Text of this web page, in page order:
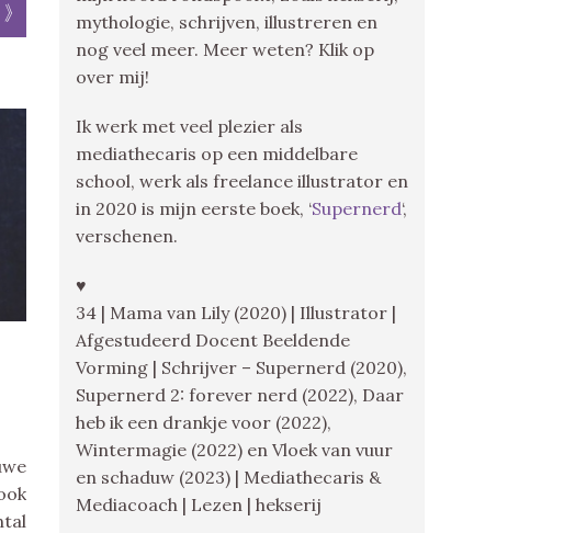
mythologie, schrijven, illustreren en
nog veel meer. Meer weten? Klik op
over mij!
Ik werk met veel plezier als
mediathecaris op een middelbare
school, werk als freelance illustrator en
in 2020 is mijn eerste boek, ‘Supernerd‘,
verschenen.
♥
34 | Mama van Lily (2020) | Illustrator |
Afgestudeerd Docent Beeldende
Vorming | Schrijver – Supernerd (2020),
Supernerd 2: forever nerd (2022), Daar
heb ik een drankje voor (2022),
Wintermagie (2022) en Vloek van vuur
en schaduw (2023) | Mediathecaris &
Mediacoach | Lezen | hekserij